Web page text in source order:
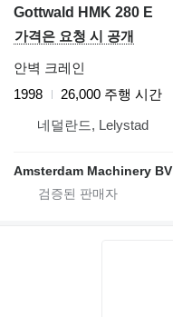
Gottwald HMK 280 E
가격은 요청 시 공개
안벽 크레인
1998
26,000 주행 시간
네덜란드, Lelystad
Amsterdam Machinery BV